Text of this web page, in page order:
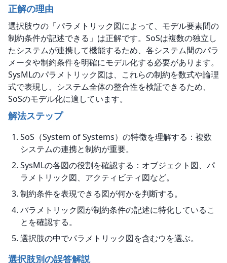
正解の理由
選択肢ウの「パラメトリック図によって、モデル要素間の
制約条件が記述できる」は正解です。SoSは複数の独立し
たシステムが連携して機能するため、各システム間のパラ
メータや制約条件を明確にモデル化する必要があります。
SysMLのパラメトリック図は、これらの制約を数式や論理
式で表現し、システム全体の整合性を検証できるため、
SoSのモデル化に適しています。
解法ステップ
SoS（System of Systems）の特徴を理解する：複数
システムの連携と制約が重要。
SysMLの各図の役割を確認する：オブジェクト図、パ
ラメトリック図、アクティビティ図など。
制約条件を表現できる図が何かを判断する。
パラメトリック図が制約条件の記述に特化しているこ
とを確認する。
選択肢の中でパラメトリック図を含むウを選ぶ。
選択肢別の誤答解説